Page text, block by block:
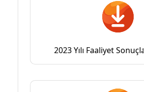
2023 Yılı Faaliyet